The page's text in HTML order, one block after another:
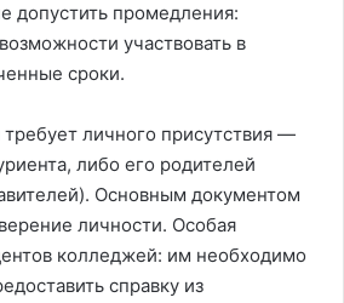
допустить промедления:
участвовать в
сроки.
требует личного присутствия —
либо его родителей
Основным документом
личности. Особая
колледжей: им необходимо
справку из